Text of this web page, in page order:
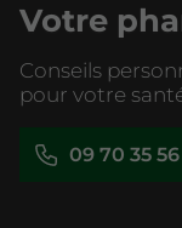
Votre
Conseils
pour votre
09 70 35 56